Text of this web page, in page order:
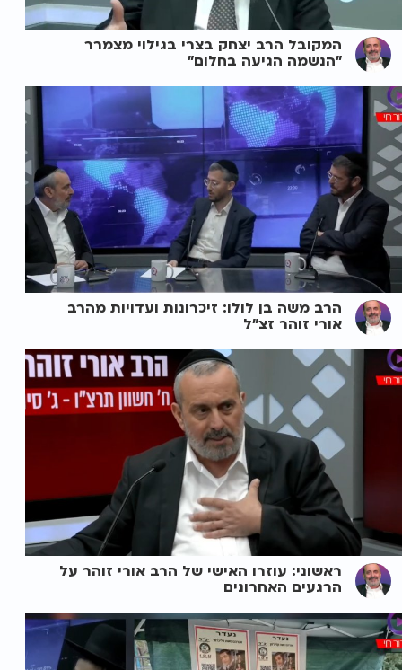
המקובל הרב יצחק בצרי בגילוי מצמרר
"הנשמה הגיעה בחלום"
הרב משה בן לולו: זיכרונות ועדויות מהרב
אורי זוהר זצ"ל
ראשוני: עוזרו האישי של הרב אורי זוהר על
הרגעים האחרונים